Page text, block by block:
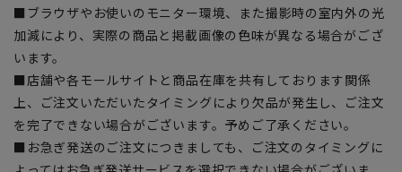
■ブラウザやお使いのモニター環境、また撮影時の室内外の光
加減により、実際の商品と掲載画像の色味が異なる場合がござ
います。
■店舗や各モールサイトと商品在庫を共有しております関係
上、ご注文いただいたタイミングにより欠品が発生し、ご注文
を完了できない場合がございます。予めご了承ください。
■お急ぎ発送のご注文につきましても、ご注文のタイミングに